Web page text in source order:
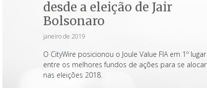
desde a eleição de Jair
Bolsonaro
janeiro de 2019
O CityWire posicionou o Joule Value FIA em 1º lugar
entre os melhores fundos de ações para se alocar
nas eleições 2018.